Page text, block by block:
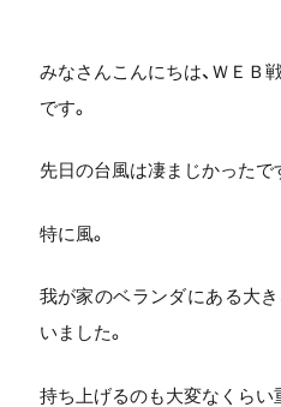
みなさんこんにちは、ＷＥＢ
です。
先日の台風は凄まじかったで
特に風。
我が家のベランダにある大
いました。
持ち上げるのも大変なくらい